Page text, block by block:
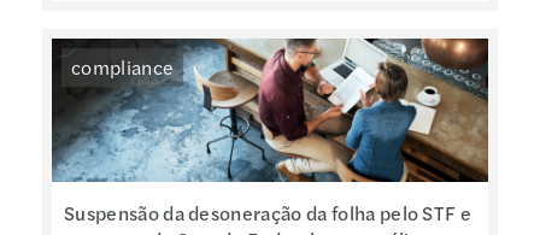
compliance
Suspensão da desoneração da folha pelo STF e